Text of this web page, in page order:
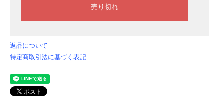
返品について
特定商取引法に基づく表記